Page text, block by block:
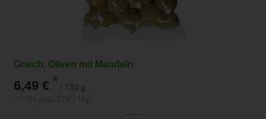
Griech. Oliven mit Mandeln
6,49 € * / 150 g